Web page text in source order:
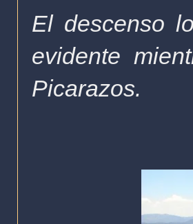
El descenso
evidente
Picarazos.